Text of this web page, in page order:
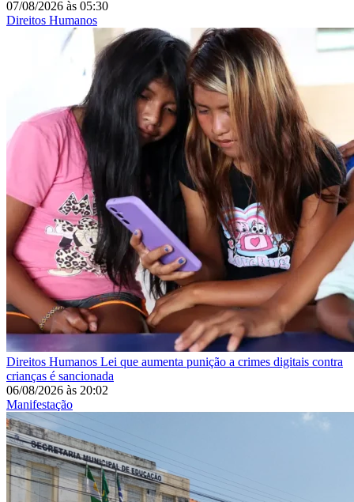
07/08/2026 às 05:30
Direitos Humanos
Direitos Humanos Lei que aumenta punição a crimes digitais contra
crianças é sancionada
06/08/2026 às 20:02
Manifestação